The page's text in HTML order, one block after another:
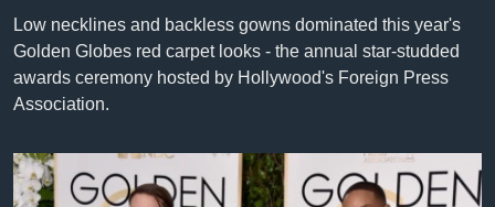
բովանդակություն
ՖԻԼՄԵՐ
ՖԻԼՄԵՐ
IN ENGLISH
ՄԵՐ ՄԱՍԻՆ
ՄԵՐ ՄԱՍԻՆ
ԿԱՊ ՄԵԶ ՀԵՏ
ՈՒԿՐԱԻՆԱԿԱՆ ՊԱՏԵՐԱԶՄ
Learning English
Low necklines and backless gowns dominated this year's
Golden Globes red carpet looks - the annual star-studded
awards ceremony hosted by Hollywood's Foreign Press
Association.